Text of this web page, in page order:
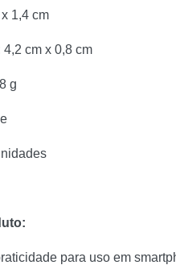
1,4 cm
4,2 cm x 0,8 cm
g
para uso em